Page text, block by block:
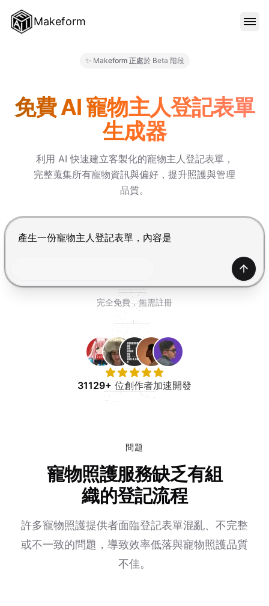
Makeform
價格
登入
✨ Makeform 正處於 Beta 階段
免費 AI 寵物主人登記表單
生成器
利用 AI 快速建立客製化的寵物主人登記表單，
完整蒐集所有寵物資訊與偏好，提升照護與管理
品質。
按 Enter 提交，Shift+Enter 換行
產生
完全免費，無需註冊
31129+位創作者加速開發
問題
寵物照護服務缺乏有組
織的登記流程
許多寵物照護提供者面臨登記表單混亂、不完整
或不一致的問題，導致效率低落與寵物照護品質
不佳。